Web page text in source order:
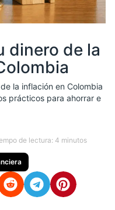
dinero de la
la inflación en Colombia
prácticos para ahorrar e
de lectura: 4 minutos